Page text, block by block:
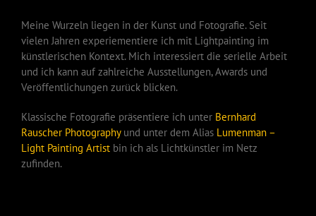
Meine Wurzeln liegen in der Kunst und Fotografie. Seit
vielen Jahren experiementiere ich mit Lightpainting im
künstlerischen Kontext. Mich interessiert die serielle Arbeit
und ich kann auf zahlreiche Ausstellungen, Awards und
Veröffentlichungen zurück blicken.
Klassische Fotografie präsentiere ich unter Bernhard
Rauscher Photographyund unter dem Alias Lumenman –
Light Painting Artist bin ich als Lichtkünstler im Netz
zufinden.